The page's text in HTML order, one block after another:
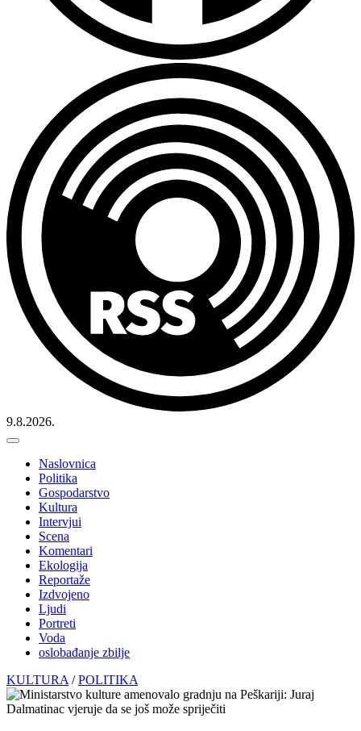
9.8.2026.
Naslovnica
Politika
Gospodarstvo
Kultura
Intervjui
Scena
Komentari
Ekologija
Reportaže
Izdvojeno
Ljudi
Portreti
Voda
oslobađanje zbilje
KULTURA /POLITIKA